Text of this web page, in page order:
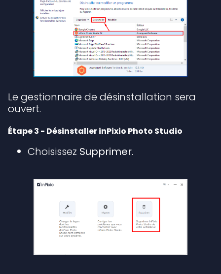
Le gestionnaire de désinstallation sera
ouvert.
Étape 3 - Désinstaller inPixio Photo Studio
Choisissez Supprimer.